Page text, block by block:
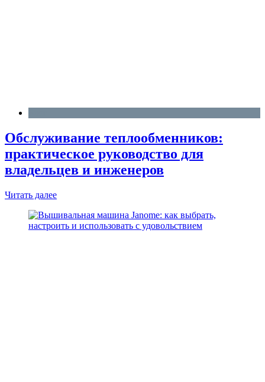
Обслуживание теплообменников:
практическое руководство для
владельцев и инженеров
Читать далее